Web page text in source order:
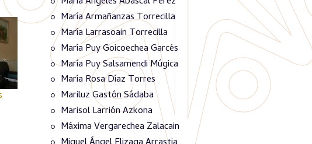
María Armañanzas Torrecilla
María Larrasoain Torrecilla
María Puy Goicoechea Garcés
María Puy Salsamendi Múgica
María Rosa Díaz Torres
Mariluz Gastón Sádaba
Marisol Larrión Azkona
Máxima Vergarechea Zalacain